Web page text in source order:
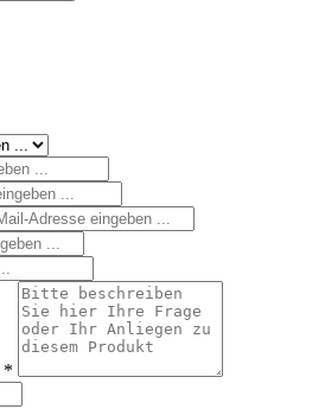
*